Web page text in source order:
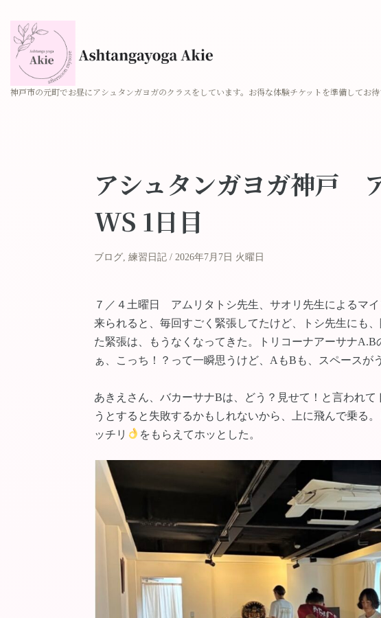
神戸市の元町でお昼にアシュタンガヨガのクラスをしています。お得な体験チケットを準備してお待
アシュタンガヨガ神戸
WS 1日目
ブログ 練習日記 2026年7月7日 火曜日
７／４土曜日 アムリタトシ先生、サオリ先生によるマ
来られると、毎回すごく緊張してたけど、トシ先生にも
た緊張は、もうなくなってきた。トリコーナアーサナ
ぁ、こっち！？って一瞬思うけど、AもBも、スペースが
あきえさん、バカーサナBは、どう？見せて！と言われて
うとすると失敗するかもしれないから、上に飛んで乗る
ッチリ
をもらえてホッとした。